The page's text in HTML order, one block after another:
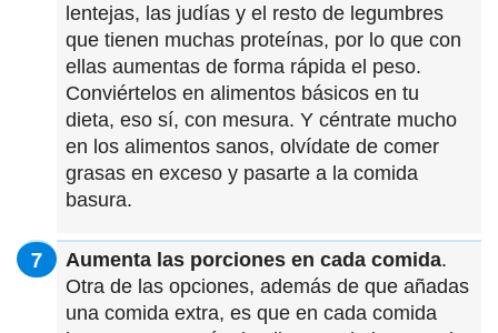
lentejas, las judías y el resto de legumbres
que tienen muchas proteínas, por lo que con
ellas aumentas de forma rápida el peso.
Conviértelos en alimentos básicos en tu
dieta, eso sí, con mesura. Y céntrate mucho
en los alimentos sanos, olvídate de comer
grasas en exceso y pasarte a la comida
basura.
Aumenta las porciones en cada comida.
Otra de las opciones, además de que añadas
una comida extra, es que en cada comida